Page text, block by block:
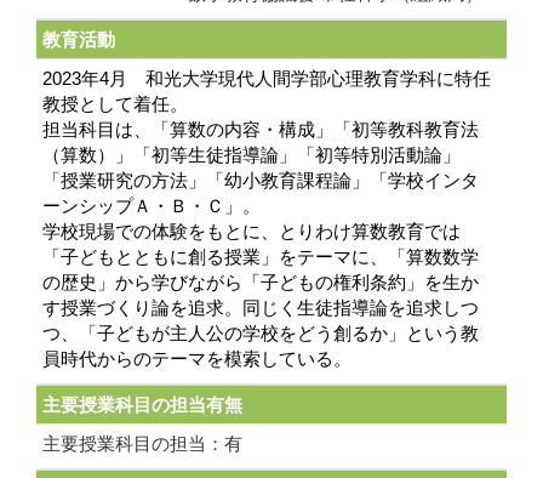
教育活動
2023年4月 和光大学現代人間学部心理教育学科に特任
教授として着任。
担当科目は、「算数の内容・構成」「初等教科教育法
（算数）」「初等生徒指導論」「初等特別活動論」
「授業研究の方法」「幼小教育課程論」「学校インタ
ーンシップＡ・Ｂ・Ｃ」。
学校現場での体験をもとに、とりわけ算数教育では
「子どもとともに創る授業」をテーマに、「算数数学
の歴史」から学びながら「子どもの権利条約」を生か
す授業づくり論を追求。同じく生徒指導論を追求しつ
つ、「子どもが主人公の学校をどう創るか」という教
員時代からのテーマを模索している。
主要授業科目の担当有無
主要授業科目の担当：有